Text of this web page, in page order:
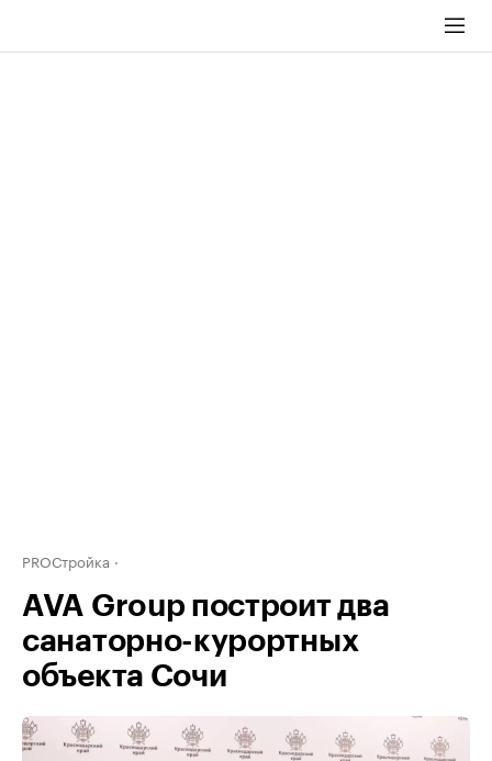
PROСтройка
AVA Group построит два
санаторно-курортных
объекта Сочи